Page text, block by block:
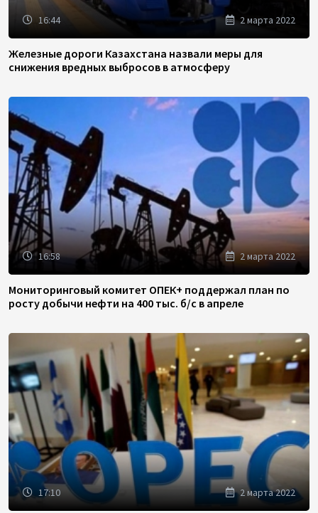
16:44 2 марта 2022
Железные дороги Казахстана назвали меры для
снижения вредных выбросов в атмосферу
16:58 2 марта 2022
Мониторинговый комитет ОПЕК+ поддержал план по
росту добычи нефти на 400 тыс. б/с в апреле
17:10 2 марта 2022